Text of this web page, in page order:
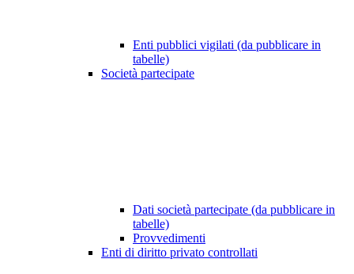
Enti pubblici vigilati (da pubblicare in
tabelle)
Società partecipate
Dati società partecipate (da pubblicare in
tabelle)
Provvedimenti
Enti di diritto privato controllati